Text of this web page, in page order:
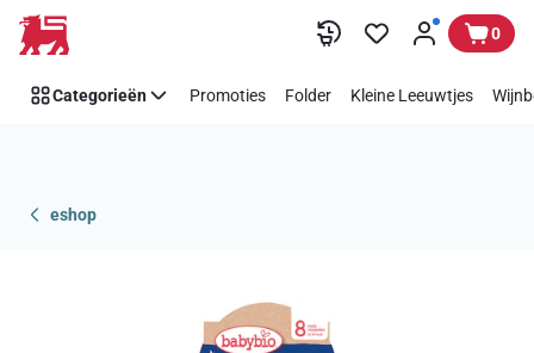
Overslaan 0
Categorieën Promoties Folder Kleine Leeuwtjes
eshop